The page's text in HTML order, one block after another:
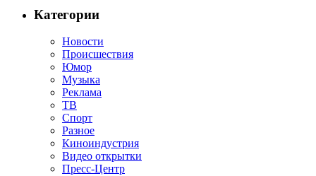
Категории
Новости
Происшествия
Юмор
Музыка
Реклама
ТВ
Спорт
Разное
Киноиндустрия
Видео открытки
Пресс-Центр